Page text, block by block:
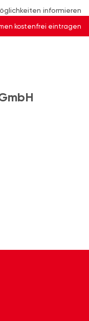
informieren
kostenfrei eintragen